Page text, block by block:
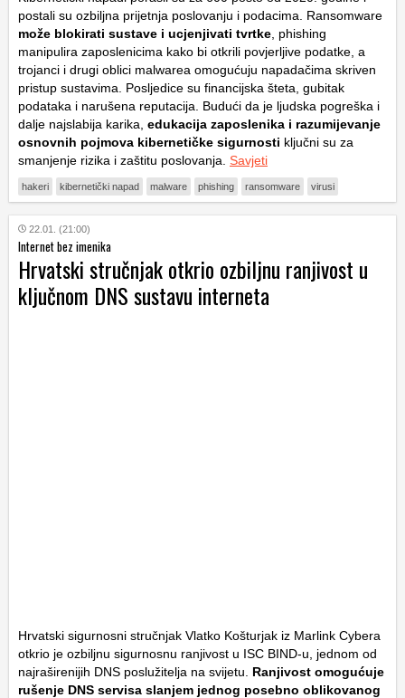
postali su ozbiljna prijetnja poslovanju i podacima. Ransomware
može blokirati sustave i ucjenjivati tvrtke , phishing
manipulira zaposlenicima kako bi otkrili povjerljive podatke, a
trojanci i drugi oblici malwarea omogućuju napadačima skriven
pristup sustavima. Posljedice su financijska šteta, gubitak
podataka i narušena reputacija. Budući da je ljudska pogreška i
dalje najslabija karika, edukacija zaposlenika i razumijevanje
osnovnih pojmova kibernetičke sigurnosti ključni su za
smanjenje rizika i zaštitu poslovanja. Savjeti
hakeri kibernetički napad malware phishing ransomware virusi
22.01. (21:00)
Internet bez imenika
Hrvatski stručnjak otkrio ozbiljnu ranjivost u
ključnom DNS sustavu interneta
Hrvatski sigurnosni stručnjak Vlatko Košturjak iz Marlink Cybera
otkrio je ozbiljnu sigurnosnu ranjivost u ISC BIND-u, jednom od
najraširenijih DNS poslužitelja na svijetu. Ranjivost omogućuje
rušenje DNS servisa slanjem jednog posebno oblikovanog